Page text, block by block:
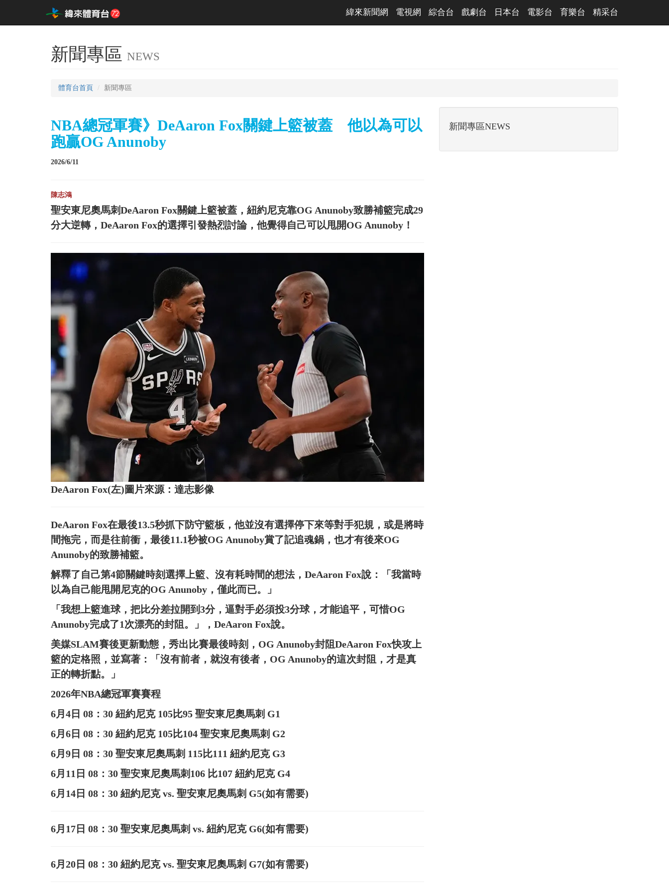
緯來新聞網 電視網 綜合台 戲劇台 日本台 電影台 育樂台 精采台
新聞專區 NEWS
體育台首頁 新聞專區
NBA總冠軍賽》DeAaron Fox關鍵上籃被蓋 他以為可以
跑贏OG Anunoby
2026/6/11
陳志鴻
聖安東尼奧馬刺DeAaron Fox關鍵上籃被蓋，紐約尼克靠OG Anunoby致勝補籃完成29
分大逆轉，DeAaron Fox的選擇引發熱烈討論，他覺得自己可以甩開OG Anunoby！
DeAaron Fox(左)圖片來源：達志影像
DeAaron Fox在最後13.5秒抓下防守籃板，他並沒有選擇停下來等對手犯規，或是將時
間拖完，而是往前衝，最後11.1秒被OG Anunoby賞了記追魂鍋，也才有後來OG
Anunoby的致勝補籃。
解釋了自己第4節關鍵時刻選擇上籃、沒有耗時間的想法，DeAaron Fox說：「我當時
以為自己能甩開尼克的OG Anunoby，僅此而已。」
「我想上籃進球，把比分差拉開到3分，逼對手必須投3分球，才能追平，可惜OG
Anunoby完成了1次漂亮的封阻。」，DeAaron Fox說。
美媒SLAM賽後更新動態，秀出比賽最後時刻，OG Anunoby封阻DeAaron Fox快攻上
籃的定格照，並寫著：「沒有前者，就沒有後者，OG Anunoby的這次封阻，才是真
正的轉折點。」
2026年NBA總冠軍賽賽程
6月4日 08：30 紐約尼克 105比95 聖安東尼奧馬刺 G1
6月6日 08：30 紐約尼克 105比104 聖安東尼奧馬刺 G2
6月9日 08：30 聖安東尼奧馬刺 115比111 紐約尼克 G3
6月11日 08：30 聖安東尼奧馬刺106 比107 紐約尼克 G4
6月14日 08：30 紐約尼克 vs. 聖安東尼奧馬刺 G5(如有需要)
6月17日 08：30 聖安東尼奧馬刺 vs. 紐約尼克 G6(如有需要)
6月20日 08：30 紐約尼克 vs. 聖安東尼奧馬刺 G7(如有需要)
新聞專區NEWS